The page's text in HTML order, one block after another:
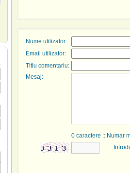
Nume utilizator:
Email utilizator:
Titlu comentariu:
Mesaj:
0 caractere :: Numar